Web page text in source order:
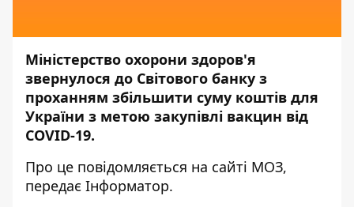
Міністерство охорони здоров'я
звернулося до Світового банку з
проханням збільшити суму коштів для
України з метою закупівлі вакцин від
COVID-19.
Про це повідомляється на сайті МОЗ,
передає Інформатор.